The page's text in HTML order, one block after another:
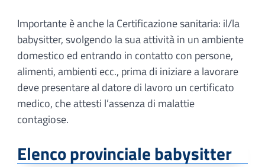
Importante è anche la Certificazione sanitaria: il/la
babysitter, svolgendo la sua attività in un ambiente
domestico ed entrando in contatto con persone,
alimenti, ambienti ecc., prima di iniziare a lavorare
deve presentare al datore di lavoro un certificato
medico, che attesti l’assenza di malattie
contagiose.
Elenco provinciale babysitter